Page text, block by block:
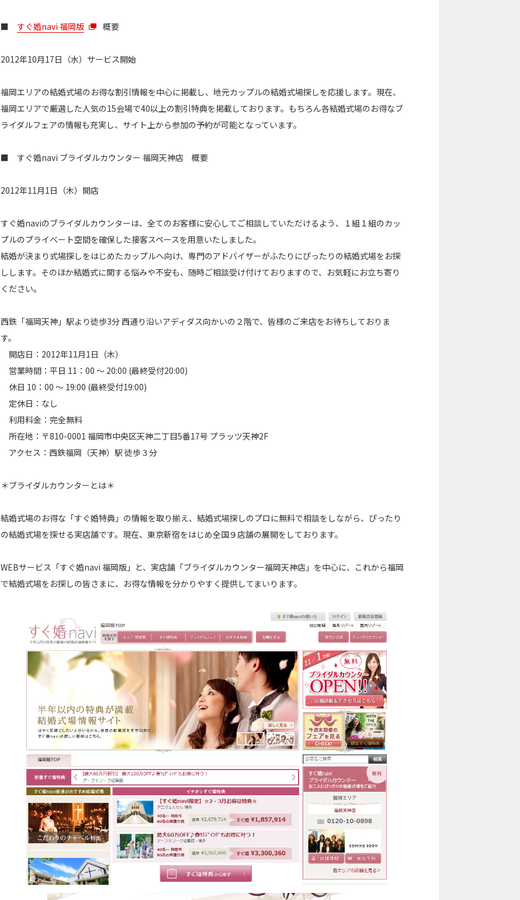
■ すぐ婚navi 福岡版 概要
2012年10月17日（水）サービス開始
福岡エリアの結婚式場のお得な割引情報を中心に掲載し、地元カップルの結婚式場探しを応援します。現在、
福岡エリアで厳選した人気の15会場で40以上の割引特典を掲載しております。もちろん各結婚式場のお得なブ
ライダルフェアの情報も充実し、サイト上から参加の予約が可能となっています。
■ すぐ婚navi ブライダルカウンター 福岡天神店 概要
2012年11月1日（木）開店
すぐ婚naviのブライダルカウンターは、全てのお客様に安心してご相談していただけるよう、１組１組のカッ
プルのプライベート空間を確保した接客スペースを用意いたしました。
結婚が決まり式場探しをはじめたカップルへ向け、専門のアドバイザーがふたりにぴったりの結婚式場をお探
しします。そのほか結婚式に関する悩みや不安も、随時ご相談受け付けておりますので、お気軽にお立ち寄り
ください。
西鉄「福岡天神」駅より徒歩3分 西通り沿いアディダス向かいの２階で、皆様のご来店をお待ちしておりま
す。
開店日：2012年11月1日（木）
営業時間：平日 11：00 ～ 20:00 (最終受付20:00)
休日 10：00 ～ 19:00 (最終受付19:00)
定休日：なし
利用料金：完全無料
所在地：〒810-0001 福岡市中央区天神二丁目5番17号 プラッツ天神2F
アクセス：西鉄福岡（天神）駅 徒歩３分
＊ブライダルカウンターとは＊
結婚式場のお得な「すぐ婚特典」の情報を取り揃え、結婚式場探しのプロに無料で相談をしながら、ぴったり
の結婚式場を探せる実店舗です。現在、東京新宿をはじめ全国９店舗の展開をしております。
WEBサービス「すぐ婚navi 福岡版」と、実店舗「ブライダルカウンター福岡天神店」を中心に、これから福岡
で結婚式場をお探しの皆さまに、お得な情報を分かりやすく提供してまいります。